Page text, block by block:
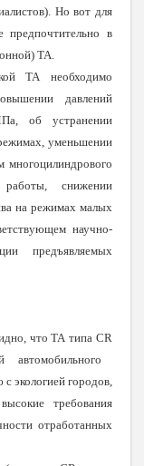
Но вот для
в
ТА.
ТА необходимо
давлений
об устранении
уменьшении
многоцилиндрового
снижении
на режимах малых
научно-
предъявляемых
что ТА типа CR
автомобильного
экологией городов,
требования
отработанных